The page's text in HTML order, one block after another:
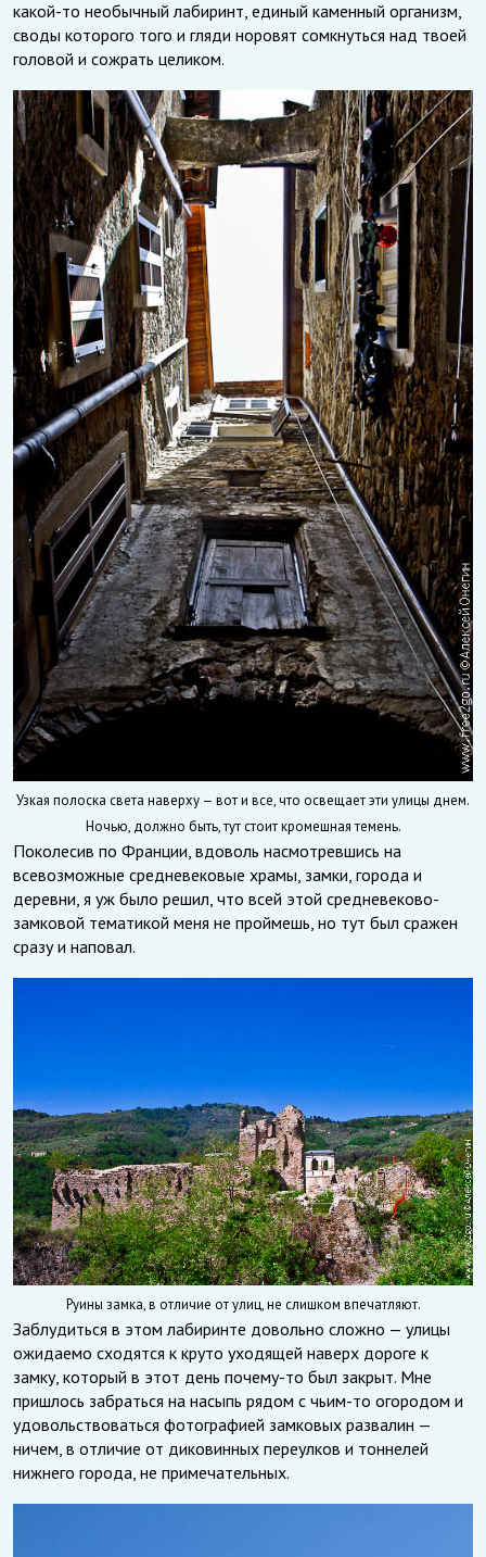
какой-то необычный лабиринт, единый каменный организм,
своды которого того и гляди норовят сомкнуться над твоей
головой и сожрать целиком.
Узкая полоска света наверху — вот и все, что освещает эти улицы днем.
Ночью, должно быть, тут стоит кромешная темень.
Поколесив по Франции, вдоволь насмотревшись на
всевозможные средневековые храмы, замки, города и
деревни, я уж было решил, что всей этой средневеково-
замковой тематикой меня не проймешь, но тут был сражен
сразу и наповал.
Руины замка, в отличие от улиц, не слишком впечатляют.
Заблудиться в этом лабиринте довольно сложно — улицы
ожидаемо сходятся к круто уходящей наверх дороге к
замку, который в этот день почему-то был закрыт. Мне
пришлось забраться на насыпь рядом с чьим-то огородом и
удовольствоваться фотографией замковых развалин —
ничем, в отличие от диковинных переулков и тоннелей
нижнего города, не примечательных.